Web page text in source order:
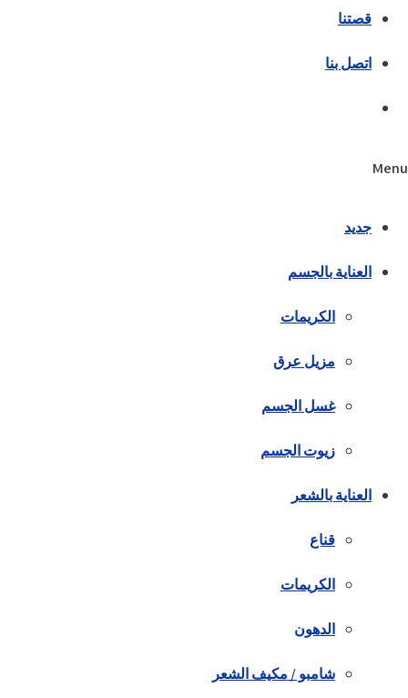
قصتنا
اتصل بنا
Menu
جديد
العناية بالجسم
الكريمات
مزيل عرق
غسل الجسم
زيوت الجسم
العناية بالشعر
قناع
الكريمات
الدهون
شامبو / مكيف الشعر